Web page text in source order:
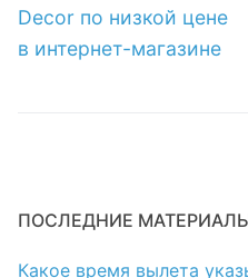
Decor по низкой цене
в интернет-магазине
ПОСЛЕДНИЕ
Какое время вылета